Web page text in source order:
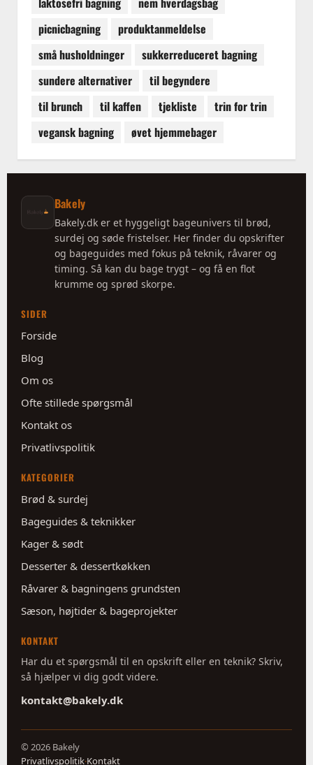
picnicbagning
produktanmeldelse
små husholdninger
sukkerreduceret bagning
sundere alternativer
til begyndere
til brunch
til kaffen tjekliste
trin for trin
vegansk bagning
øvet hjemmebager
Bakely
Bakely.dk er et hyggeligt bageunivers til brød,
surdej og søde fristelser. Her finder du opskrifter
og bageguides med fokus på teknik, råvarer og
timing. Så kan du bage trygt – og få en flot
krumme og sprød skorpe.
SIDER
Forside
Blog
Om os
Ofte stillede spørgsmål
Kontakt os
Privatlivspolitik
KATEGORIER
Brød & surdej
Bageguides & teknikker
Kager & sødt
Desserter & dessertkøkken
Råvarer & bagningens grundsten
Sæson, højtider & bageprojekter
KONTAKT
Har du et spørgsmål til en opskrift eller en teknik? Skriv,
så hjælper vi dig godt videre.
kontakt@bakely.dk
© 2026 Bakely
Privatlivspolitik·Kontakt